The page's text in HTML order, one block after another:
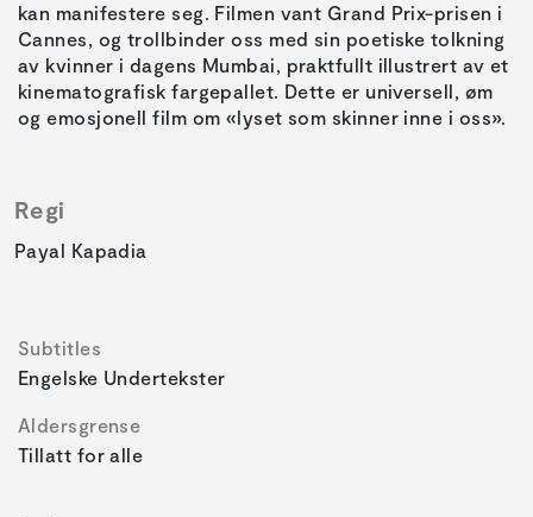
kan manifestere seg. Filmen vant Grand Prix-prisen i
Cannes, og trollbinder oss med sin poetiske tolkning
av kvinner i dagens Mumbai, praktfullt illustrert av et
kinematografisk fargepallet. Dette er universell, øm
og emosjonell film om «lyset som skinner inne i oss».
Regi
Payal Kapadia
Subtitles
Engelske Undertekster
Aldersgrense
Tillatt for alle